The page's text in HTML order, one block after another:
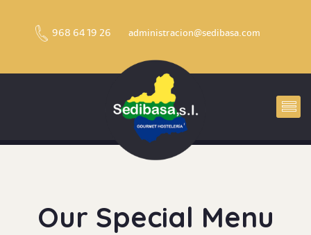
968 64 19 26 administracion@sedibasa.com
Our Special Menu